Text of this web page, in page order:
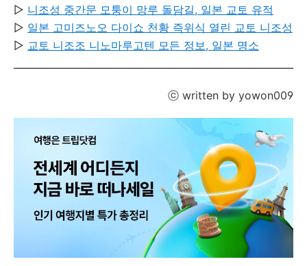
▷ 니조성 중간문 모퉁이 망루 돌담길, 일본 교토 유적
▷ 일본 고미즈노오 다이쇼 천황 즉위식 열린 교토 니조성
▷ 교토 니조조 니노마루고텐 모든 정보, 일본 명소
ⓒ written by yowon009